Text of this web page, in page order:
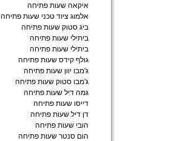
איקאה שעות פתיחה
אלמוג ציוד טכני שעות פתיחה
ביג סטוק שעות פתיחה
ביתילי שעות פתיחה
ביתילי שעות פתיחה
גולף קידס שעות פתיחה
ג'מבו יוון שעות פתיחה
ג'מבו סטוק שעות פתיחה
גמה דיל שעות פתיחה
דייסו שעות פתיחה
דן דיל שעות פתיחה
הובי שעות פתיחה
הום סנטר שעות פתיחה